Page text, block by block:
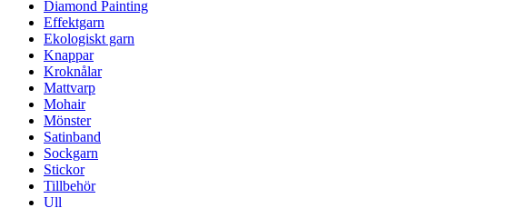
Diamond Painting
Effektgarn
Ekologiskt garn
Knappar
Kroknålar
Mattvarp
Mohair
Mönster
Satinband
Sockgarn
Stickor
Tillbehör
Ull